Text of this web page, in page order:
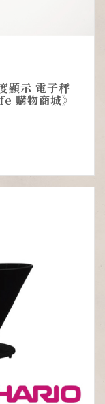
示 電子秤
購物商城》